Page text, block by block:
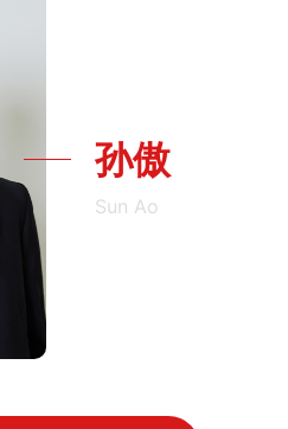
孙傲
Sun Ao